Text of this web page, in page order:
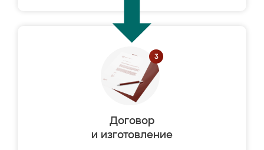
Договор
и изготовление